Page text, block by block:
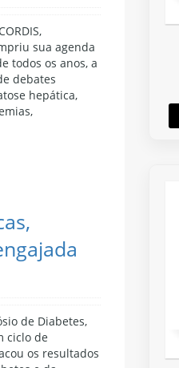
sua agenda
todos os anos, a
debates
hepática,
de Diabetes,
ciclo de
os resultados